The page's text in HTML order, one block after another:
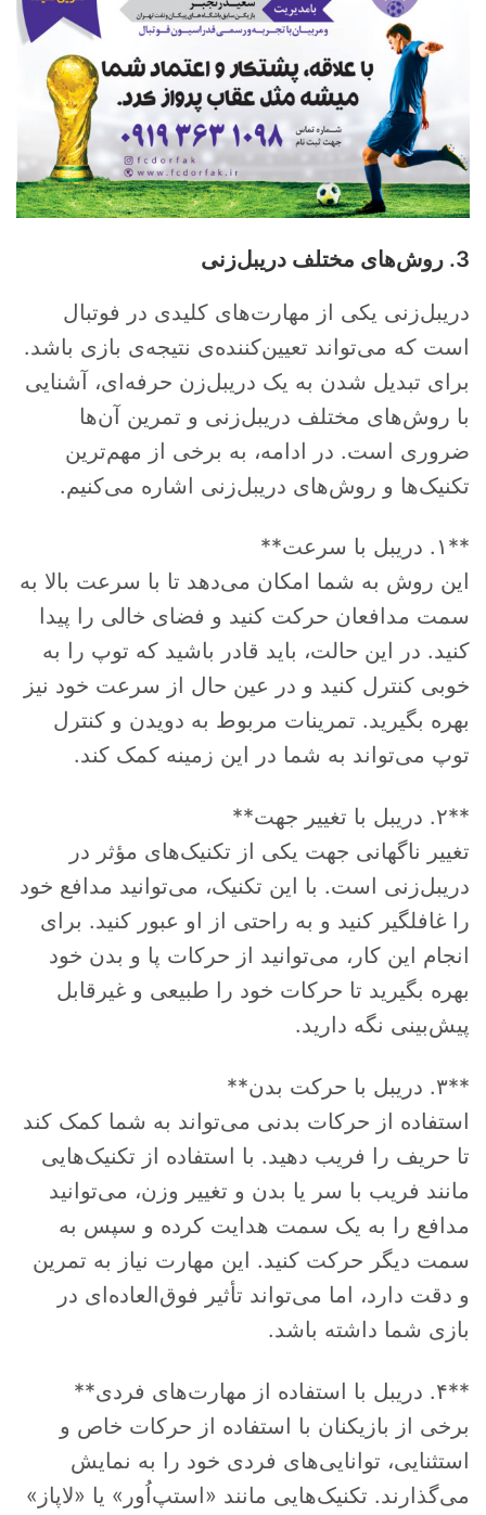
3. روش‌های مختلف دریبل‌زنی
دریبل‌زنی یکی از مهارت‌های کلیدی در فوتبال
است که می‌تواند تعیین‌کننده‌ی نتیجه‌ی بازی باشد.
برای تبدیل شدن به یک دریبل‌زن حرفه‌ای، آشنایی
با روش‌های مختلف دریبل‌زنی و تمرین آن‌ها
ضروری است. در ادامه، به برخی از مهم‌ترین
تکنیک‌ها و روش‌های دریبل‌زنی اشاره می‌کنیم.
**۱. دریبل با سرعت**
این روش به شما امکان می‌دهد تا با سرعت بالا به
سمت مدافعان حرکت کنید و فضای خالی را پیدا
کنید. در این حالت، باید قادر باشید که توپ را به
خوبی کنترل کنید و در عین حال از سرعت خود نیز
بهره بگیرید. تمرینات مربوط به دویدن و کنترل
توپ می‌تواند به شما در این زمینه کمک کند.
**۲. دریبل با تغییر جهت**
تغییر ناگهانی جهت یکی از تکنیک‌های مؤثر در
دریبل‌زنی است. با این تکنیک، می‌توانید مدافع خود
را غافلگیر کنید و به راحتی از او عبور کنید. برای
انجام این کار، می‌توانید از حرکات پا و بدن خود
بهره بگیرید تا حرکات خود را طبیعی و غیرقابل
پیش‌بینی نگه دارید.
**۳. دریبل با حرکت بدن**
استفاده از حرکات بدنی می‌تواند به شما کمک کند
تا حریف را فریب دهید. با استفاده از تکنیک‌هایی
مانند فریب با سر یا بدن و تغییر وزن، می‌توانید
مدافع را به یک سمت هدایت کرده و سپس به
سمت دیگر حرکت کنید. این مهارت نیاز به تمرین
و دقت دارد، اما می‌تواند تأثیر فوق‌العاده‌ای در
بازی شما داشته باشد.
**۴. دریبل با استفاده از مهارت‌های فردی**
برخی از بازیکنان با استفاده از حرکات خاص و
استثنایی، توانایی‌های فردی خود را به نمایش
می‌گذارند. تکنیک‌هایی مانند «استپ‌اُور» یا «لاپاز»